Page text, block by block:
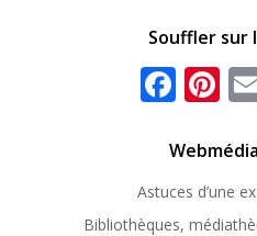
Souffler sur
Astuces d’une
Bibliothèques,